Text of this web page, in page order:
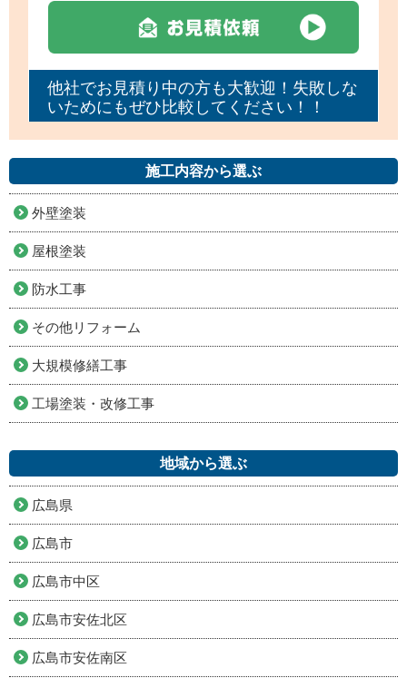
他社でお見積り中の方も大歓迎！失敗しな
いためにもぜひ比較してください！！
施工内容から選ぶ
外壁塗装
屋根塗装
防水工事
その他リフォーム
大規模修繕工事
工場塗装・改修工事
地域から選ぶ
広島県
広島市
広島市中区
広島市安佐北区
広島市安佐南区